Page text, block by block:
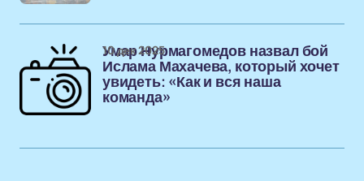
Умар Нурмагомедов назвал бой
Ислама Махачева, который хочет
увидеть: «Как и вся наша
команда»
10 дек 2025